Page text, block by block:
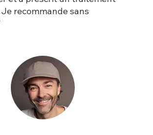
recommande sans